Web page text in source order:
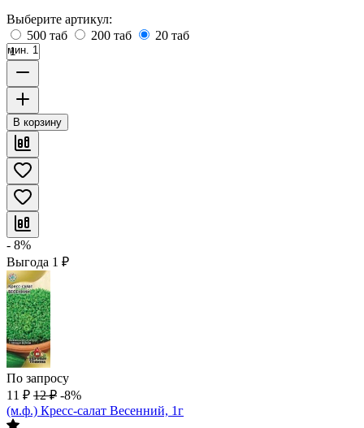
Выберите артикул:
500 таб
200 таб 20 таб
мин. 1
В корзину
- 8%
Выгода 1 ₽
По запросу
11 ₽ 12 ₽ -8%
(м.ф.) Кресс-салат Весенний, 1г